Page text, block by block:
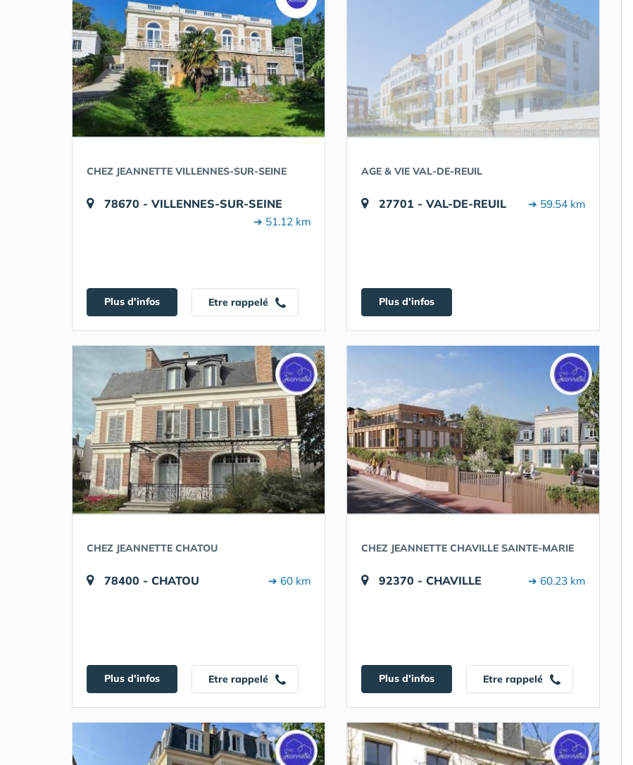
CHEZ JEANNETTE VILLENNES-SUR-SEINE
78670 - VILLENNES-SUR-SEINE
➔ 51.12 km
Plus d'infos Etre rappelé
AGE & VIE VAL-DE-REUIL
27701 - VAL-DE-REUIL ➔ 59.54 km
Plus d'infos
CHEZ JEANNETTE CHATOU
78400 - CHATOU ➔ 60 km
Plus d'infos Etre rappelé
CHEZ JEANNETTE CHAVILLE SAINTE-MARIE
92370 - CHAVILLE ➔ 60.23 km
Plus d'infos Etre rappelé